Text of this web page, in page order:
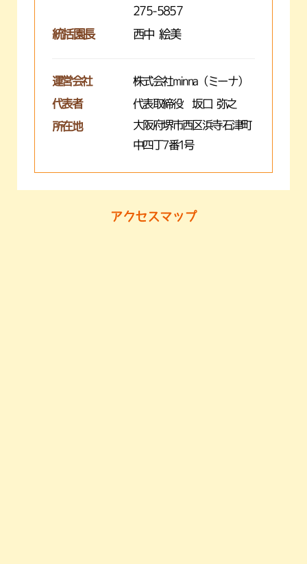
275-5857
統括園長
西中 絵美
運営会社 株式会社minna（ミーナ）
代表者 代表取締役 坂口 弥之
所在地
大阪府堺市西区浜寺石津町
中四丁7番1号
アクセスマップ